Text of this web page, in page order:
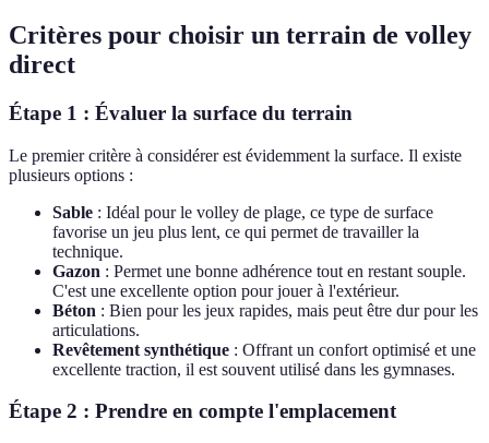
Critères pour choisir un terrain de volley
direct
Étape 1 : Évaluer la surface du terrain
Le premier critère à considérer est évidemment la surface. Il existe
plusieurs options :
Sable : Idéal pour le volley de plage, ce type de surface
favorise un jeu plus lent, ce qui permet de travailler la
technique.
Gazon : Permet une bonne adhérence tout en restant souple.
C'est une excellente option pour jouer à l'extérieur.
Béton : Bien pour les jeux rapides, mais peut être dur pour les
articulations.
Revêtement synthétique : Offrant un confort optimisé et une
excellente traction, il est souvent utilisé dans les gymnases.
Étape 2 : Prendre en compte l'emplacement